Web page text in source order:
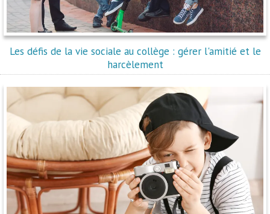
Les défis de la vie sociale au collège : gérer l'amitié et le
harcèlement